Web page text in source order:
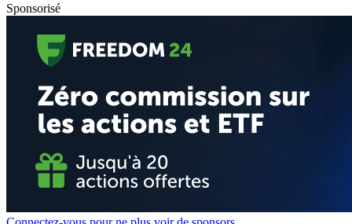
Sponsorisé